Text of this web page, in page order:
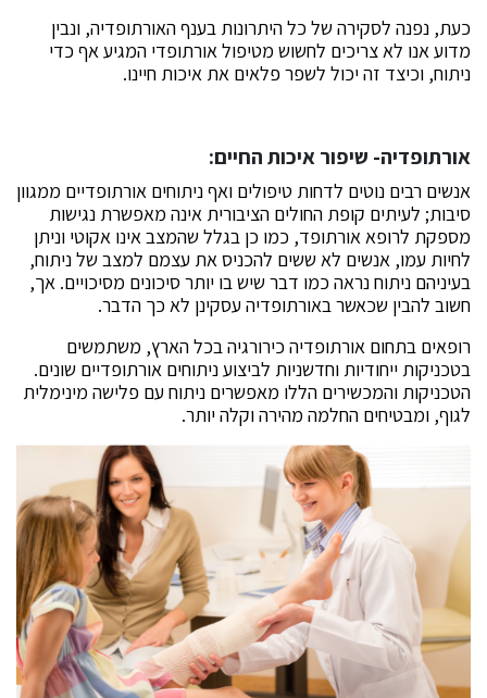
כעת, נפנה לסקירה של כל היתרונות בענף האורתופדיה, ונבין
מדוע אנו לא צריכים לחשוש מטיפול אורתופדי המגיע אף כדי
ניתוח, וכיצד זה יכול לשפר פלאים את איכות חיינו.
אורתופדיה- שיפור איכות החיים:
אנשים רבים נוטים לדחות טיפולים ואף ניתוחים אורתופדיים ממגוון
סיבות; לעיתים קופת החולים הציבורית אינה מאפשרת נגישות
מספקת לרופא אורתופד, כמו כן בגלל שהמצב אינו אקוטי וניתן
לחיות עמו, אנשים לא ששים להכניס את עצמם למצב של ניתוח,
בעיניהם ניתוח נראה כמו דבר שיש בו יותר סיכונים מסיכויים. אך,
חשוב להבין שכאשר באורתופדיה עסקינן לא כך הדבר.
רופאים בתחום אורתופדיה כירורגיה בכל הארץ, משתמשים
בטכניקות ייחודיות וחדשניות לביצוע ניתוחים אורתופדיים שונים.
הטכניקות והמכשירים הללו מאפשרים ניתוח עם פלישה מינימלית
לגוף, ומבטיחים החלמה מהירה וקלה יותר.